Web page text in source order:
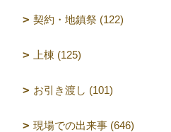
契約・地鎮祭 (122)
上棟 (125)
お引き渡し (101)
現場での出来事 (646)